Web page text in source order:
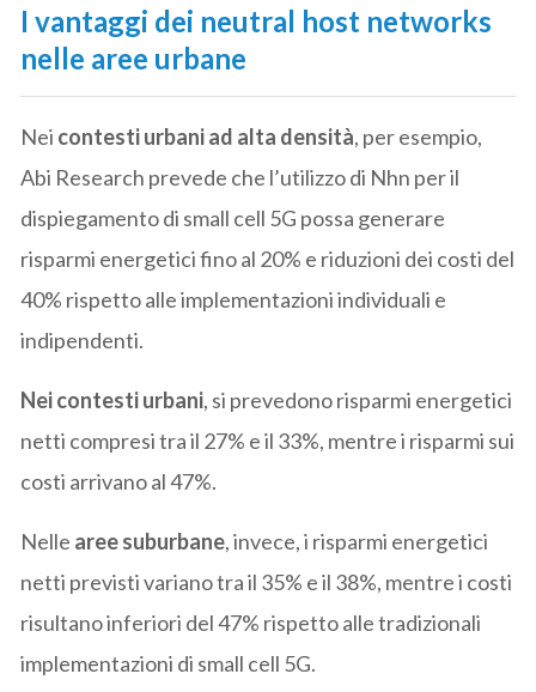
I vantaggi dei neutral host networks
nelle aree urbane
Nei contesti urbani ad alta densità, per esempio,
Abi Research prevede che l’utilizzo di Nhn per il
dispiegamento di small cell 5G possa generare
risparmi energetici fino al 20% e riduzioni dei costi del
40% rispetto alle implementazioni individuali e
indipendenti.
Nei contesti urbani, si prevedono risparmi energetici
netti compresi tra il 27% e il 33%, mentre i risparmi sui
costi arrivano al 47%.
Nelle aree suburbane, invece, i risparmi energetici
netti previsti variano tra il 35% e il 38%, mentre i costi
risultano inferiori del 47% rispetto alle tradizionali
implementazioni di small cell 5G.